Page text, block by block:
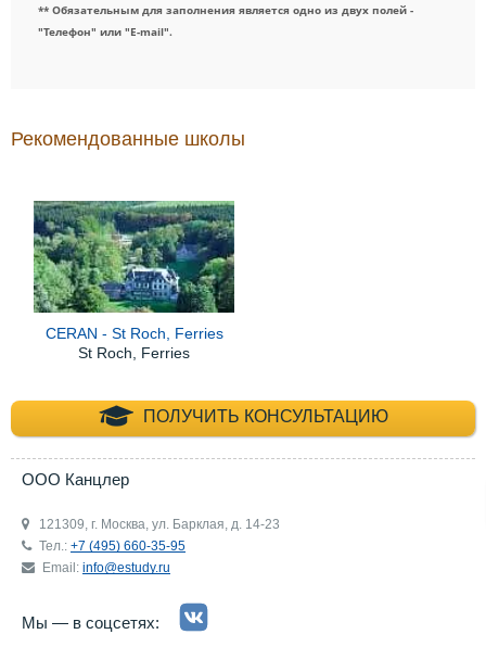
** Обязательным для заполнения является одно из двух полей -
"Телефон" или "E-mail".
Рекомендованные школы
CERAN - St Roch, Ferries
St Roch, Ferries
ПОЛУЧИТЬ КОНСУЛЬТАЦИЮ
+7 (495) 660-35-
ООО Канцлер
121309, г. Москва, ул. Барклая, д. 14-23
Тел.: +7 (495) 660-35-95
Email: info@estudy.ru
Мы — в соцсетях: